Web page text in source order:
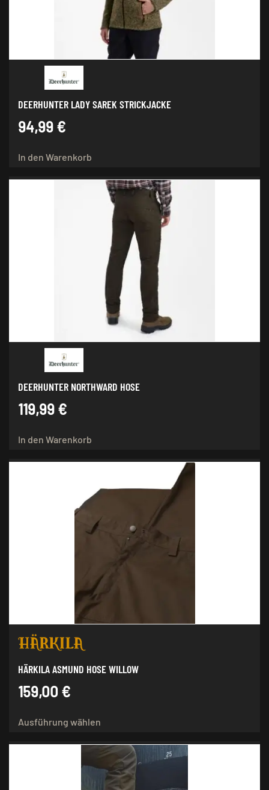
der
Produktseite
gewählt
werden
DEERHUNTER LADY SAREK STRICKJACKE
94,99 €
In den Warenkorb
DEERHUNTER NORTHWARD HOSE
119,99 €
In den Warenkorb
HÄRKILA ASMUND HOSE WILLOW
159,00 €
Ausführung wählen
mehrere
Varianten
auf.